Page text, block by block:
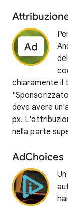
chiaramente il
deve avere
px.
nella parte
AdChoices